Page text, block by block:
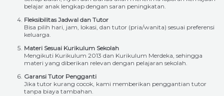
belajar anak lengkap dengan saran peningkatan.
Fleksibilitas Jadwal dan Tutor
Bisa pilih hari, jam, lokasi, dan tutor (pria/wanita) sesuai preferensi
keluarga.
Materi Sesuai Kurikulum Sekolah
Mengikuti Kurikulum 2013 dan Kurikulum Merdeka, sehingga
materi yang diberikan relevan dengan pelajaran sekolah.
Garansi Tutor Pengganti
Jika tutor kurang cocok, kami memberikan penggantian tutor
tanpa biaya tambahan.